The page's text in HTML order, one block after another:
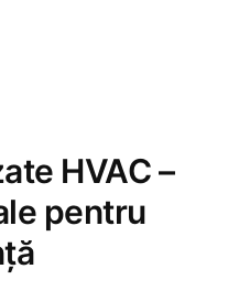
HVAC –
pentru